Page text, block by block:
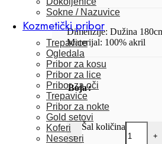
Sokne / Nazuvice
Kozmetički pribor
Trepavice
Ogledala
Pribor za kosu
Pribor za lice
Pribor za oči
Trepavice
Pribor za nokte
Gold setovi
Koferi
Neseseri
Dimenzije: Dužina
Materijal: 100% akril
Boja
-
Šal količina
+